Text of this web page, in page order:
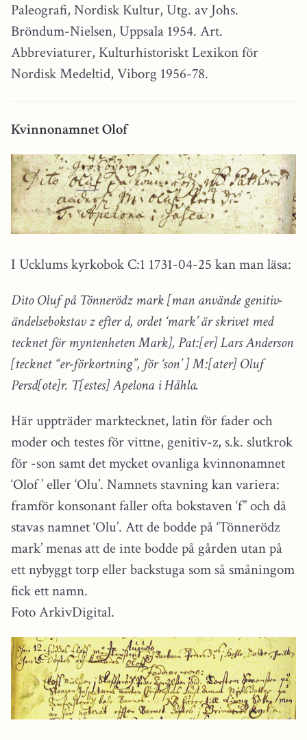
Paleografi, Nordisk Kultur, Utg. av Johs.
Bröndum-Nielsen, Uppsala 1954. Art.
Abbreviaturer, Kulturhistoriskt Lexikon för
Nordisk Medeltid, Viborg 1956-78.
Kvinnonamnet Olof
I Ucklums kyrkobok C:1 1731-04-25 kan man läsa:
Dito Oluf på Tönnerödz mark [man använde genitiv-
ändelsebokstav z efter d, ordet ‘mark’ är skrivet med
tecknet för myntenheten Mark], Pat:[er] Lars Anderson
[tecknet “er-förkortning”, för ‘son’ ] M:[ater] Oluf
Persd[ote]r. T[estes] Apelona i Håhla.
Här uppträder marktecknet, latin för fader och
moder och testes för vittne, genitiv-z, s.k. slutkrok
för -son samt det mycket ovanliga kvinnonamnet
‘Olof ’ eller ‘Olu’. Namnets stavning kan variera:
framför konsonant faller ofta bokstaven ‘f” och då
stavas namnet ‘Olu’. Att de bodde på ‘Tönnerödz
mark’ menas att de inte bodde på gården utan på
ett nybyggt torp eller backstuga som så småningom
fick ett namn.
Foto ArkivDigital.